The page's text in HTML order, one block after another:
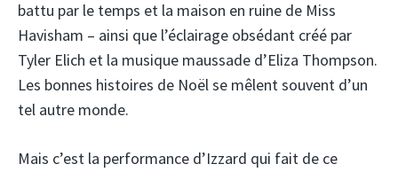
battu par le temps et la maison en ruine de Miss
Havisham – ainsi que l’éclairage obsédant créé par
Tyler Elich et la musique maussade d’Eliza Thompson.
Les bonnes histoires de Noël se mêlent souvent d’un
tel autre monde.
Mais c’est la performance d’Izzard qui fait de ce